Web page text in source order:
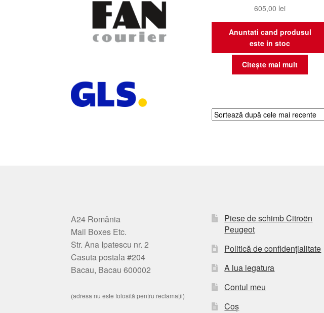
605,00 lei
Anuntati cand produsul
este in stoc
Citește mai mult
A24 România
Mail Boxes Etc.
Str. Ana Ipatescu nr. 2
Casuta postala #204
Bacau, Bacau 600002
(adresa nu este folosită pentru reclamații)
Piese de schimb Citroën
Peugeot
Politică de confidențialitate
A lua legatura
Contul meu
Coș